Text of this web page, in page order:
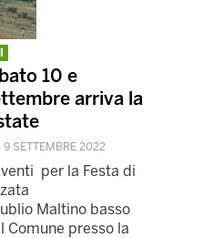
10 e
arriva la
9 SETTEMBRE 2022
per la Festa di
Maltino basso
Comune presso la